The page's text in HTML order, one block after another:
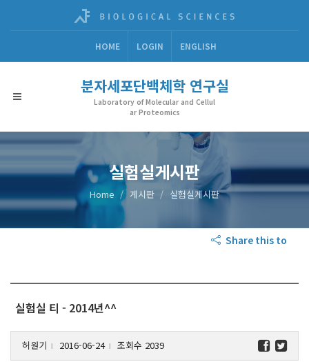
HOME LOGIN ENGLISH
분자세포단백체학 연구실
Laboratory of Molecular and Cellul
ar Proteomics
실험실게시판
Home 게시판 실험실게시판
Share this to
실험실 티 - 2014년^^
허원기 l 2016-06-24 l 조회수 2039